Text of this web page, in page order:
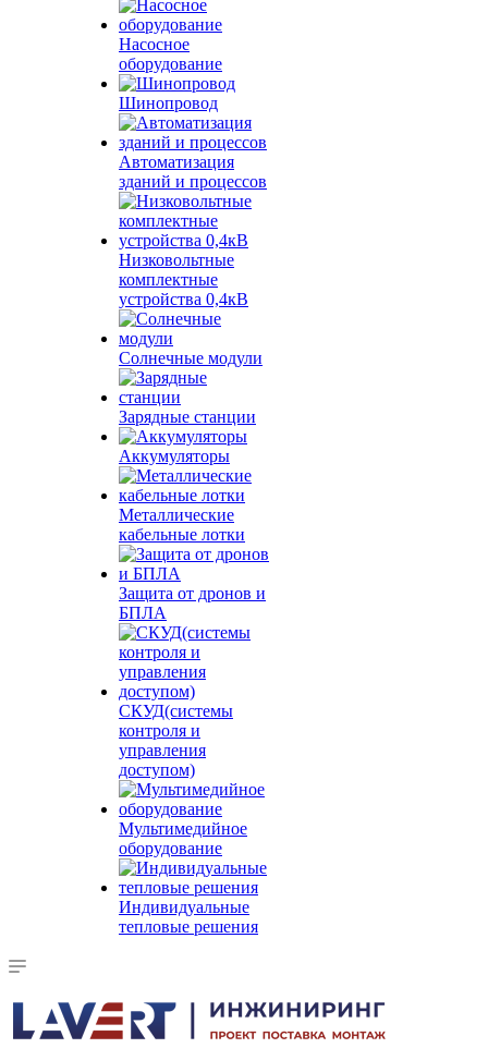
Насосное
оборудование
Шинопровод
Автоматизация
зданий и процессов
Низковольтные
комплектные
устройства 0,4кВ
Солнечные модули
Зарядные станции
Аккумуляторы
Металлические
кабельные лотки
Защита от дронов и
БПЛА
СКУД(системы
контроля и
управления
доступом)
Мультимедийное
оборудование
Индивидуальные
тепловые решения